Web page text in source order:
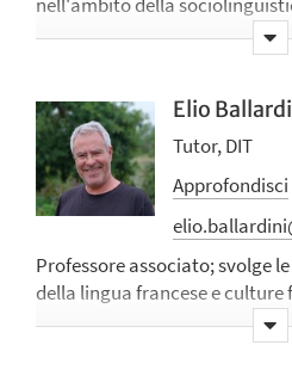
traduzione audiovisiva e
Elio
Tutor, DIT
Approfondisci
Professore associato; svolge
della lingua francese e culture
dell'interpretazione e della